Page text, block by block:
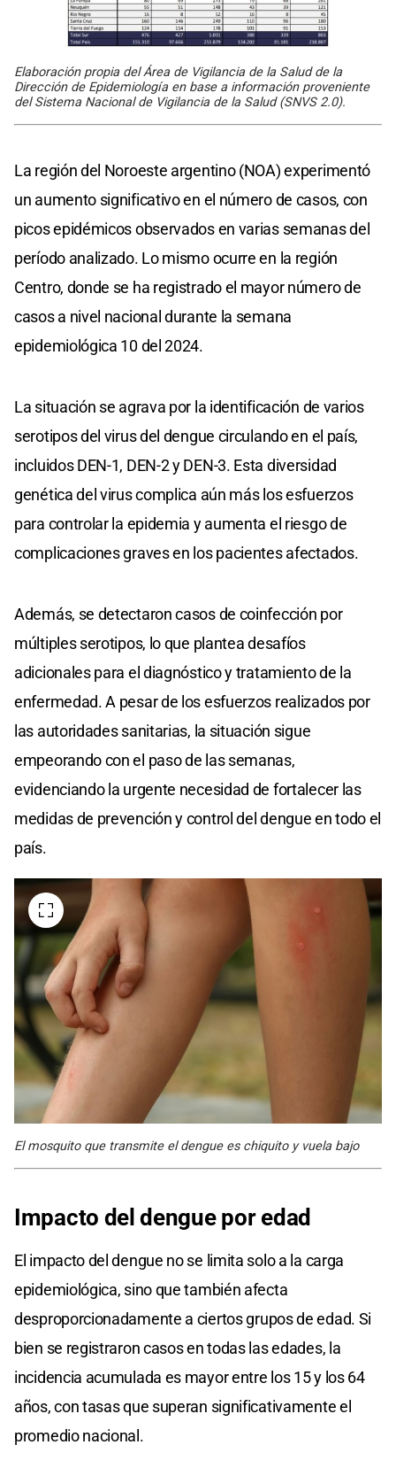
Elaboración propia del Área de Vigilancia de la Salud de la
Dirección de Epidemiología en base a información proveniente
del Sistema Nacional de Vigilancia de la Salud (SNVS 2.0).
La región del Noroeste argentino (NOA) experimentó
un aumento significativo en el número de casos, con
picos epidémicos observados en varias semanas del
período analizado. Lo mismo ocurre en la región
Centro, donde se ha registrado el mayor número de
casos a nivel nacional durante la semana
epidemiológica 10 del 2024.
La situación se agrava por la identificación de varios
serotipos del virus del dengue circulando en el país,
incluidos DEN-1, DEN-2 y DEN-3. Esta diversidad
genética del virus complica aún más los esfuerzos
para controlar la epidemia y aumenta el riesgo de
complicaciones graves en los pacientes afectados.
Además, se detectaron casos de coinfección por
múltiples serotipos, lo que plantea desafíos
adicionales para el diagnóstico y tratamiento de la
enfermedad. A pesar de los esfuerzos realizados por
las autoridades sanitarias, la situación sigue
empeorando con el paso de las semanas,
evidenciando la urgente necesidad de fortalecer las
medidas de prevención y control del dengue en todo el
país.
El mosquito que transmite el dengue es chiquito y vuela bajo
Impacto del dengue por edad
El impacto del dengue no se limita solo a la carga
epidemiológica, sino que también afecta
desproporcionadamente a ciertos grupos de edad. Si
bien se registraron casos en todas las edades, la
incidencia acumulada es mayor entre los 15 y los 64
años, con tasas que superan significativamente el
promedio nacional.